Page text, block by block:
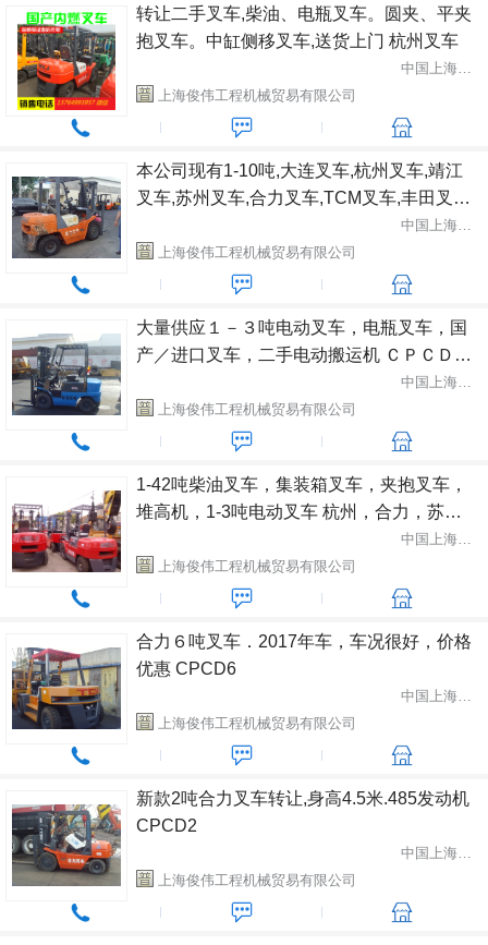
转让二手叉车,柴油、电瓶叉车。圆夹、平夹
抱叉车。中缸侧移叉车,送货上门 杭州叉车
中国上海市闵行区
上海俊伟工程机械贸易有限公司
本公司现有1-10吨,大连叉车,杭州叉车,靖江
叉车,苏州叉车,合力叉车,TCM叉车,丰田叉车
中国上海市闵行区
上海俊伟工程机械贸易有限公司
大量供应１－３吨电动叉车，电瓶叉车，国
产／进口叉车，二手电动搬运机 ＣＰＣＤ１
中国上海市闵行区
上海俊伟工程机械贸易有限公司
1-42吨柴油叉车，集装箱叉车，夹抱叉车，
堆高机，1-3吨电动叉车 杭州，合力，苏
州，大连，靖江，厦门，，TCM，丰田，小
松，林德等。
中国上海市闵行区
上海俊伟工程机械贸易有限公司
合力６吨叉车．2017年车，车况很好，价格
优惠 CPCD6
中国上海市闵行区
上海俊伟工程机械贸易有限公司
新款2吨合力叉车转让,身高4.5米.485发动机
CPCD2
中国上海市闵行区
上海俊伟工程机械贸易有限公司